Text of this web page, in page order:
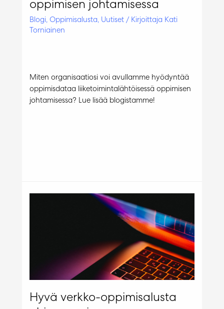
oppimisen johtamisessa
Blogi,Oppimisalusta, Uutiset / Kirjoittaja Kati
Torniainen
Miten organisaatiosi voi avullamme hyödyntää
oppimisdataa liiketoimintalähtöisessä oppimisen
johtamisessa? Lue lisää blogistamme!
Hyvä verkko-oppimisalusta